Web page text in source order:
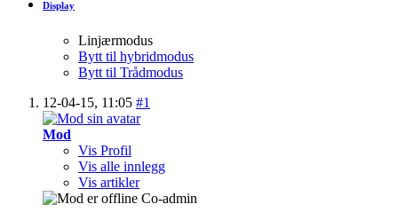
Display
Linjærmodus
Bytt til hybridmodus
Bytt til Trådmodus
12-04-15, 11:05 #1
Mod
Vis Profil
Vis alle innlegg
Vis artikler
Co-admin